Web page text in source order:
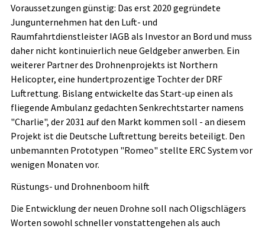
Voraussetzungen günstig: Das erst 2020 gegründete
Jungunternehmen hat den Luft- und
Raumfahrtdienstleister IAGB als Investor an Bord und muss
daher nicht kontinuierlich neue Geldgeber anwerben. Ein
weiterer Partner des Drohnenprojekts ist Northern
Helicopter, eine hundertprozentige Tochter der DRF
Luftrettung. Bislang entwickelte das Start-up einen als
fliegende Ambulanz gedachten Senkrechtstarter namens
"Charlie", der 2031 auf den Markt kommen soll - an diesem
Projekt ist die Deutsche Luftrettung bereits beteiligt. Den
unbemannten Prototypen "Romeo" stellte ERC System vor
wenigen Monaten vor.
Rüstungs- und Drohnenboom hilft
Die Entwicklung der neuen Drohne soll nach Oligschlägers
Worten sowohl schneller vonstattengehen als auch